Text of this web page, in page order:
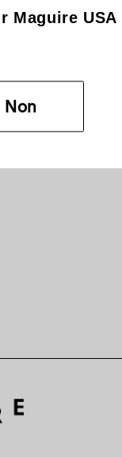
Maguire USA
Non